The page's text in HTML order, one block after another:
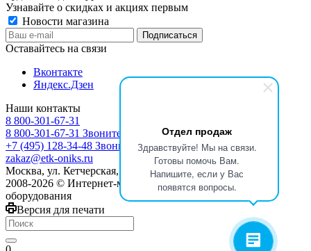
Отдел продаж
Здравствуйте! Мы на связи.
Готовы помочь Вам.
Напишите, если у Вас
появятся вопросы.
Узнавайте о скидках и акциях первым
Новости магазина
Оставайтесь на связи
Вконтакте
Яндекс.Дзен
Наши контакты
8 800-301-67-31
8 800-301-67-31 Звоните с 9:00 до 17:00
+7 (495) 128-34-48 Звоните с 8:30 до 17:30
zakaz@etk-oniks.ru
Москва, ул. Кетчерская,13
2008-2026 © Интернет-магазин электротехнического
оборудования
Версия для печати